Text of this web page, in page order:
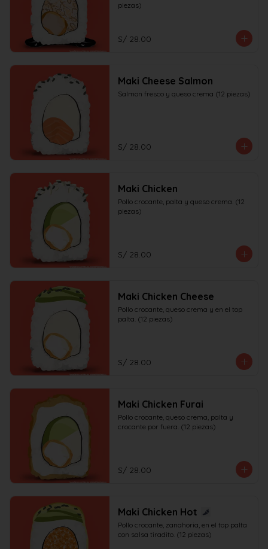
piezas)
S/ 28.00
Maki Cheese Salmon
Salmon fresco y queso crema (12 piezas)
S/ 28.00
Maki Chicken
Pollo crocante, palta y queso crema. (12
piezas)
S/ 28.00
Maki Chicken Cheese
Pollo crocante, queso crema y en el top
palta. (12 piezas)
S/ 28.00
Maki Chicken Furai
Pollo crocante, queso crema, palta y
crocante por fuera. (12 piezas)
S/ 28.00
Maki Chicken Hot
Pollo crocante, zanahoria, en el top palta
con salsa tiradito. (12 piezas)